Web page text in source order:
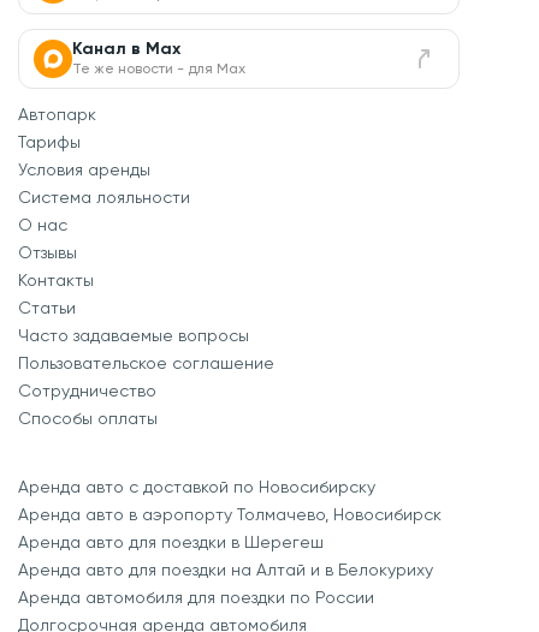
Канал в Max
Те же новости - для Max
Автопарк
Тарифы
Условия аренды
Система лояльности
О нас
Отзывы
Контакты
Статьи
Часто задаваемые вопросы
Пользовательское соглашение
Сотрудничество
Способы оплаты
Аренда авто с доставкой по Новосибирску
Аренда авто в аэропорту Толмачево, Новосибирск
Аренда авто для поездки в Шерегеш
Аренда авто для поездки на Алтай и в Белокуриху
Аренда автомобиля для поездки по России
Долгосрочная аренда автомобиля